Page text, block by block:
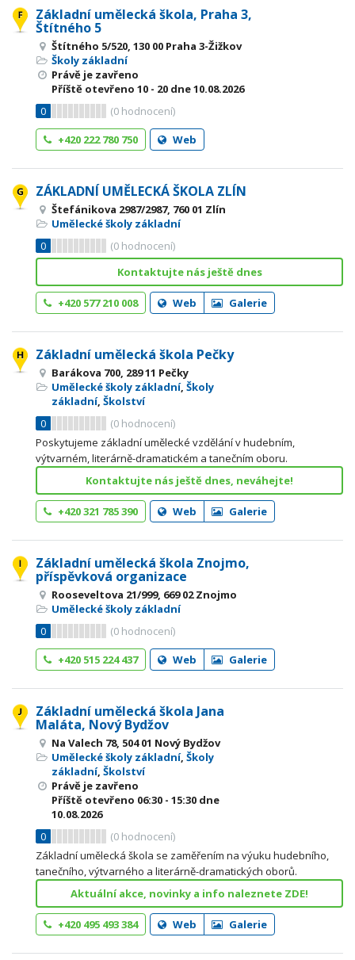
Základní umělecká škola, Praha 3,
Štítného 5
Štítného 5/520, 130 00 Praha 3-Žižkov
Školy základní
Právě je zavřeno
Příště otevřeno 10 - 20 dne 10.08.2026
0
(0 hodnocení)
+420 222 780 750
Web
ZÁKLADNÍ UMĚLECKÁ ŠKOLA ZLÍN
Štefánikova 2987/2987, 760 01 Zlín
Umělecké školy základní
0
(0 hodnocení)
Kontaktujte nás ještě dnes
+420 577 210 008 Web Galerie
Základní umělecká škola Pečky
Barákova 700, 289 11 Pečky
Umělecké školy základní, Školy
základní, Školství
0
(0 hodnocení)
Poskytujeme základní umělecké vzdělání v hudebním,
výtvarném, literárně-dramatickém a tanečním oboru.
Kontaktujte nás ještě dnes, neváhejte!
+420 321 785 390 Web Galerie
Základní umělecká škola Znojmo,
příspěvková organizace
Rooseveltova 21/999, 669 02 Znojmo
Umělecké školy základní
0
(0 hodnocení)
+420 515 224 437
Web Galerie
Základní umělecká škola Jana
Maláta, Nový Bydžov
Na Valech 78, 504 01 Nový Bydžov
Umělecké školy základní, Školy
základní, Školství
Právě je zavřeno
Příště otevřeno 06:30 - 15:30 dne
10.08.2026
0
(0 hodnocení)
Základní umělecká škola se zaměřením na výuku hudebního,
tanečního, výtvarného a literárně-dramatických oborů.
Aktuální akce, novinky a info naleznete ZDE!
+420 495 493 384 Web Galerie